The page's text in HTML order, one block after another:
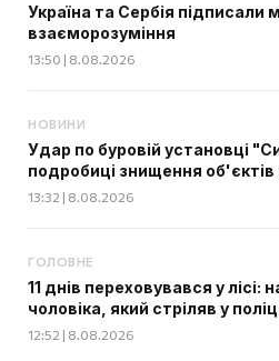
Україна та Сербія
взаєморозуміння
13:50 | 8.08.2026
НОВИНИ
Удар по буровій установці
подробиці знищення
13:32 | 8.08.2026
ГОЛОВНЕ
11 днів переховувався у лісі:
чоловіка, який стріляв у
12:52 | 8.08.2026